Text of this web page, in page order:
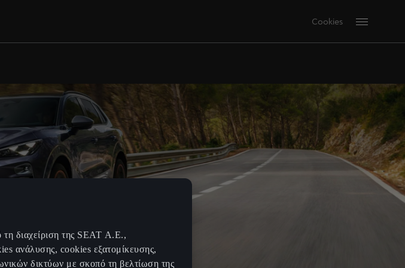
Cookies
διαχείριση της SEAT Α.Ε.,
ανάλυσης, cookies εξατομίκευσης,
δικτύων με σκοπό τη βελτίωση της